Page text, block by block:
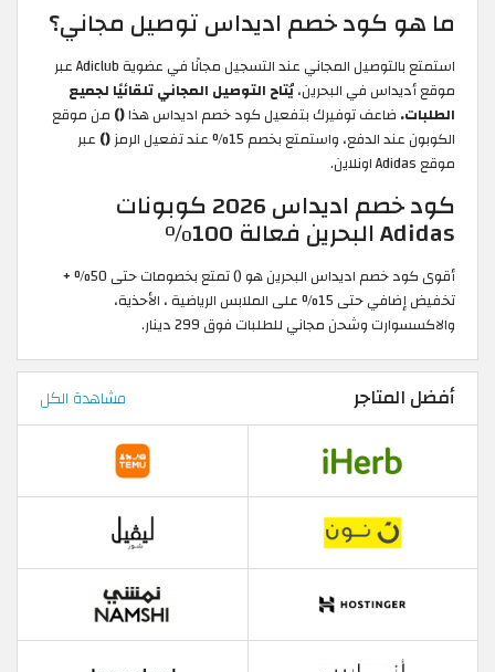
ما هو كود خصم اديداس توصيل مجاني؟
استمتع بالتوصيل المجاني عند التسجيل مجانًا في عضوية Adiclub عبر
موقع أديداس في البحرين،يُتاح التوصيل المجاني تلقائيًا لجميع
الطلبات. ضاعف توفيرك بتفعيل كود خصم اديداس هذا() من موقع
الكوبون عند الدفع، واستمتع بخصم 15% عند تفعيل الرمز
() عبر
موقع Adidas اونلاين.
كود خصم اديداس 2026 كوبونات
Adidas البحرين فعالة 100%
أقوى كود خصم اديداس البحرين هو () تمتع بخصومات حتى 50% +
تخفيض إضافي حتى 15% على الملابس الرياضية ، الأحذية،
والاكسسوارت وشحن مجاني للطلبات فوق 299 دينار.
أفضل المتاجر مشاهدة الكل